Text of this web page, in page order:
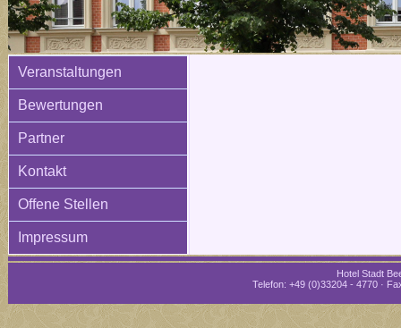
Veranstaltungen
Bewertungen
Partner
Kontakt
Offene Stellen
Impressum
Hotel Stadt
Telefon: +49 (0)33204 - 4770 ·